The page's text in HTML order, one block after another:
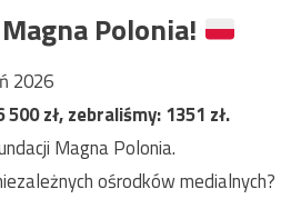
Polonia!
2026
500zł, zebraliśmy:1351 zł.
Magna Polonia.
ośrodków